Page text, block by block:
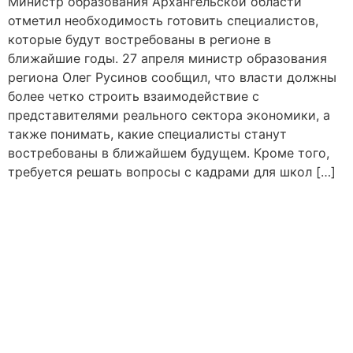
отметил необходимость готовить специалистов,
которые будут востребованы в регионе в
ближайшие годы. 27 апреля министр образования
региона Олег Русинов сообщил, что власти должны
более четко строить взаимодействие с
представителями реального сектора экономики, а
также понимать, какие специалисты станут
востребованы в ближайшем будущем. Кроме того,
требуется решать вопросы с кадрами для школ […]